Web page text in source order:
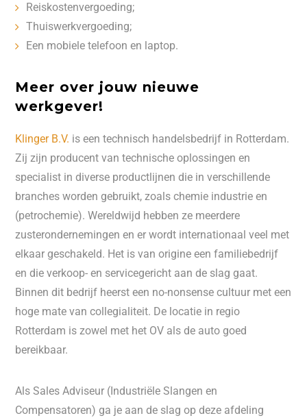
Reiskostenvergoeding;
Thuiswerkvergoeding;
Een mobiele telefoon en laptop.
Meer over jouw nieuwe
werkgever!
Klinger B.V. is een technisch handelsbedrijf in Rotterdam.
Zij zijn producent van technische oplossingen en
specialist in diverse productlijnen die in verschillende
branches worden gebruikt, zoals chemie industrie en
(petrochemie). Wereldwijd hebben ze meerdere
zusterondernemingen en er wordt internationaal veel met
elkaar geschakeld. Het is van origine een familiebedrijf
en die verkoop- en servicegericht aan de slag gaat.
Binnen dit bedrijf heerst een no-nonsense cultuur met een
hoge mate van collegialiteit. De locatie in regio
Rotterdam is zowel met het OV als de auto goed
bereikbaar.
Als Sales Adviseur (Industriële Slangen en
Compensatoren) ga je aan de slag op deze afdeling